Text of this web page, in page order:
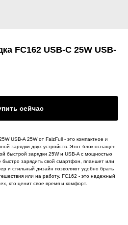
FC162 USB-C 25W USB-
сейчас
USB-A 25W от FaizFull - это компактное и
зарядки двух устройств. Этот блок оснащен
быстрой зарядки 25W и USB-A с мощностью
зарядить свой смартфон, планшет или
и стильный дизайн позволяют удобно брать
или на работу. FC162 - это надежный
кто ценит свое время и комфорт.